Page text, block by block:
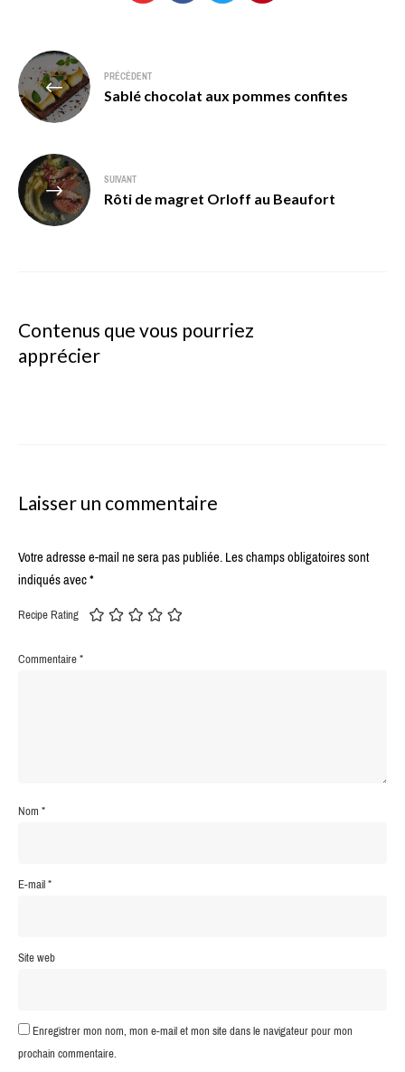
Navigation
de
l’article
PRÉCÉDENT
Sablé chocolat aux pommes confites
SUIVANT
Rôti de magret Orloff au Beaufort
Contenus que vous pourriez
apprécier
Laisser un commentaire
Votre adresse e-mail ne sera pas publiée.Les champs obligatoires sont
indiqués avec*
Recipe Rating
Commentaire*
Nom*
E-mail*
Site web
Enregistrer mon nom, mon e-mail et mon site dans le navigateur pour mon
prochain commentaire.